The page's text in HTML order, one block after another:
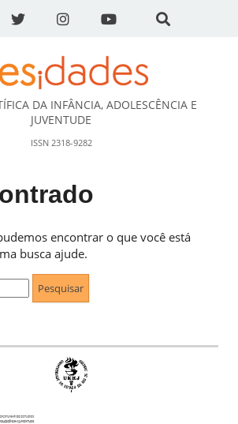
DESidades
DA INFÂNCIA, ADOLESCÊNCIA E
JUVENTUDE
ISSN 2318-9282
encontrar o que você está
busca ajude.